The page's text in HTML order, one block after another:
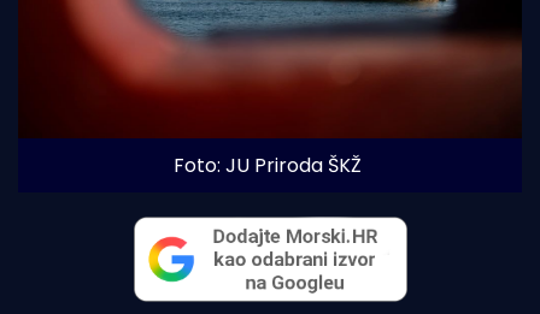
Foto: JU Priroda ŠKŽ